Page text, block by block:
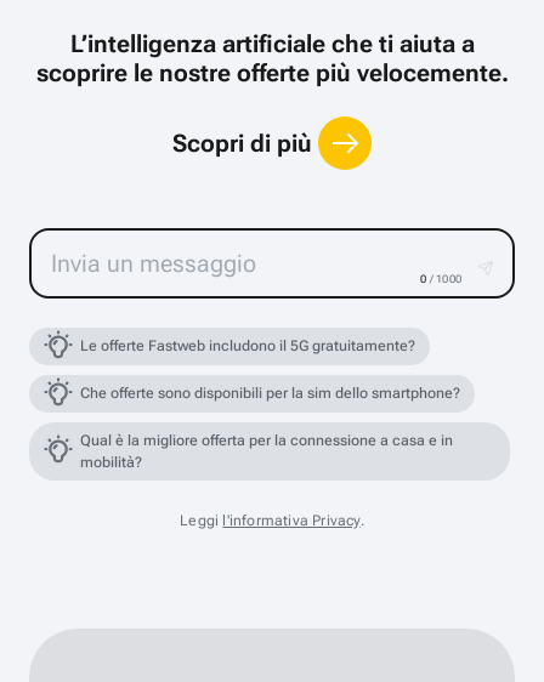
L’intelligenza artificiale che ti aiuta a
scoprire le nostre offerte più velocemente.
Scopri di più
0 / 1000
Le offerte Fastweb includono il 5G gratuitamente?
Che offerte sono disponibili per la sim dello smartphone?
Qual è la migliore offerta per la connessione a casa e in
mobilità?
Leggi l'informativa Privacy.